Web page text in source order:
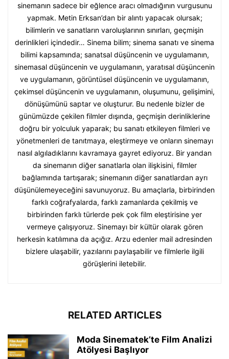
sinemanın sadece bir eğlence aracı olmadığının vurgusunu
yapmak. Metin Erksan’dan bir alıntı yapacak olursak;
bilimlerin ve sanatların varoluşlarının sınırları, geçmişin
derinlikleri içindedir… Sinema bilim; sinema sanatı ve sinema
bilimi kapsamında; sanatsal düşüncenin ve uygulamanın,
sinemasal düşüncenin ve uygulamanın, yaratısal düşüncenin
ve uygulamanın, görüntüsel düşüncenin ve uygulamanın,
çekimsel düşüncenin ve uygulamanın, oluşumunu, gelişimini,
dönüşümünü saptar ve oluşturur. Bu nedenle bizler de
günümüzde çekilen filmler dışında, geçmişin derinliklerine
doğru bir yolculuk yaparak; bu sanatı etkileyen filmleri ve
yönetmenleri de tanıtmaya, eleştirmeye ve onların sinemayı
nasıl algıladıklarını kavramaya gayret ediyoruz. Bir yandan
da sinemanın diğer sanatlarla olan ilişkisini, filmler
bağlamında tartışarak; sinemanın diğer sanatlardan ayrı
düşünülemeyeceğini savunuyoruz. Bu amaçlarla, birbirinden
farklı coğrafyalarda, farklı zamanlarda çekilmiş ve
birbirinden farklı türlerde pek çok film eleştirisine yer
vermeye çalışıyoruz. Sinemayı bir kültür olarak gören
herkesin katılımına da açığız. Arzu edenler mail adresinden
bizlere ulaşabilir, yazılarını paylaşabilir ve filmlerle ilgili
görüşlerini iletebilir.
RELATED ARTICLES
Moda Sinematek’te Film Analizi
Atölyesi Başlıyor